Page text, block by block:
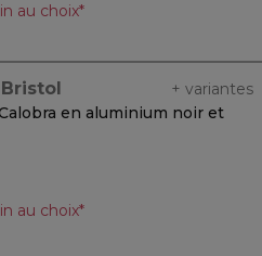
au choix*
+ variantes
en aluminium noir et
au choix*